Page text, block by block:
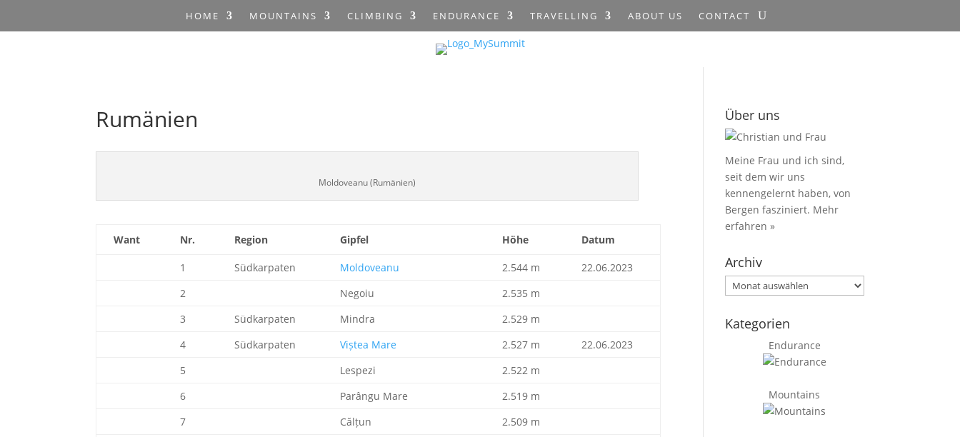
HOME MOUNTAINS CLIMBING ENDURANCE TRAVELLING ABOUT US CONTACT
Rumänien
Moldoveanu (Rumänien)
Want Nr. Region Gipfel Höhe Datum
1 Südkarpaten Moldoveanu 2.544 m
22.06.2023
2
Negoiu
2.535 m
3
Südkarpaten Mindra
2.529 m
4
Südkarpaten Viștea Mare 2.527 m
22.06.2023
5
Lespezi
2.522 m
6
Parângu Mare
2.519 m
7
Călțun
2.509 m
Über uns
Meine Frau und ich sind,
seit dem wir uns
kennengelernt haben, von
Bergen fasziniert. Mehr
erfahren »
Archiv
Archiv
Kategorien
Endurance
Mountains